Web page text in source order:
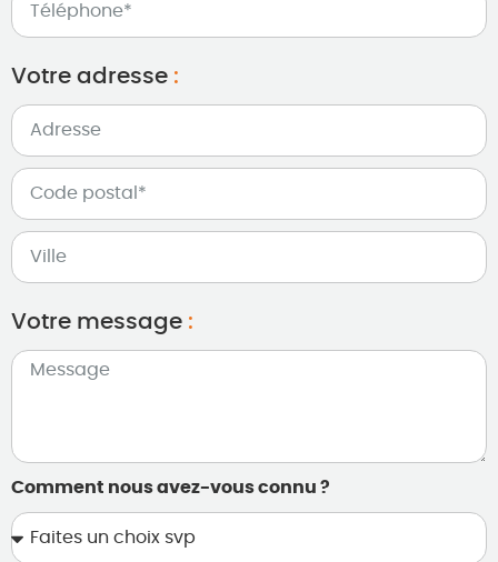
Votre adresse :
Votre message :
Comment nous avez-vous connu ?